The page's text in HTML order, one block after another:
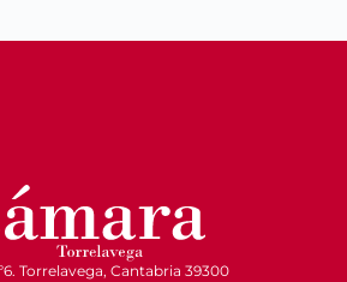
Torrelavega, Cantabria 39300